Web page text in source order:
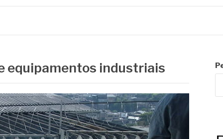
equipamentos industriais